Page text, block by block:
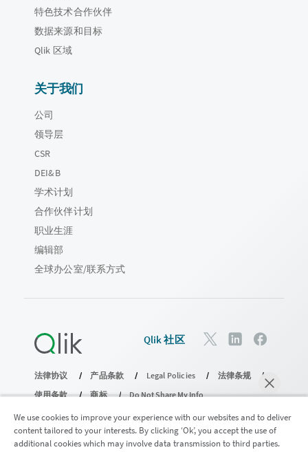
特色技术合作伙伴
数据来源和目标
Qlik 区域
关于我们
公司
领导层
CSR
DEI&B
学术计划
合作伙伴计划
职业生涯
编辑部
全球办公室/联系方式
Qlik 社区
法律协议 产品条款 Legal Policies
法律条规
使用条款
商标
Do Not Share My Info
版权所有 © 1993-2026 QlikTech International AB。保留所有权利。
We use cookies to improve your experience with our websites and to deliver
content tailored to your interests. By clicking ‘Ok’, you accept the use of
additional cookies which may involve data transmission to third parties.